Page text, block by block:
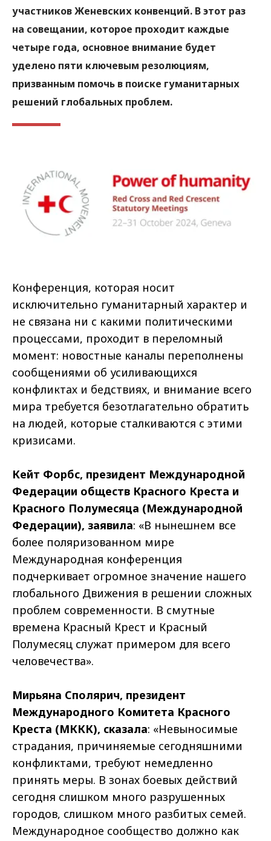
участников Женевских конвенций. В этот раз
на совещании, которое проходит каждые
четыре года, основное внимание будет
уделено пяти ключевым резолюциям,
призванным помочь в поиске гуманитарных
решений глобальных проблем.
Конференция, которая носит
исключительно гуманитарный характер и
не связана ни с какими политическими
процессами, проходит в переломный
момент: новостные каналы переполнены
сообщениями об усиливающихся
конфликтах и бедствиях, и внимание всего
мира требуется безотлагательно обратить
на людей, которые сталкиваются с этими
кризисами.
Кейт Форбс, президент Международной
Федерации обществ Красного Креста и
Красного Полумесяца (Международной
Федерации), заявила: «В нынешнем все
более поляризованном мире
Международная конференция
подчеркивает огромное значение нашего
глобального Движения в решении сложных
проблем современности. В смутные
времена Красный Крест и Красный
Полумесяц служат примером для всего
человечества».
Мирьяна Сполярич, президент
Международного Комитета Красного
Креста (МККК), сказала: «Невыносимые
страдания, причиняемые сегодняшними
конфликтами, требуют немедленно
принять меры. В зонах боевых действий
сегодня слишком много разрушенных
городов, слишком много разбитых семей.
Международное сообщество должно как